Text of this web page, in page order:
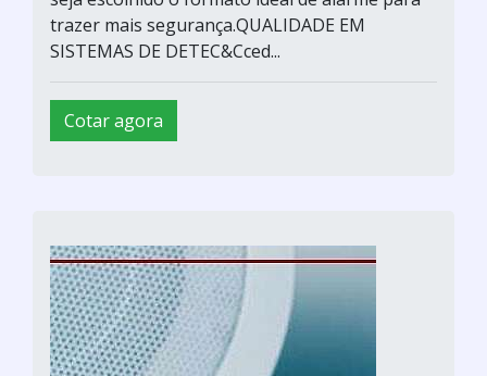
trazer mais segurança.QUALIDADE EM
SISTEMAS DE DETEC&Cced...
Cotar agora